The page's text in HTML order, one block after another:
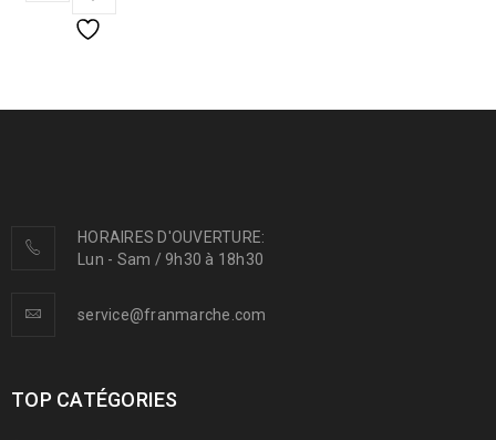
HORAIRES D'OUVERTURE:
Lun - Sam / 9h30 à 18h30
service@franmarche.com
TOP CATÉGORIES